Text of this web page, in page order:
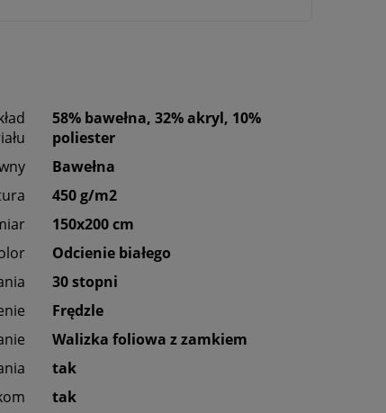
58% bawełna, 32% akryl, 10%
poliester
Bawełna
450 g/m2
150x200 cm
Odcienie białego
30 stopni
Frędzle
Walizka foliowa z zamkiem
tak
tak